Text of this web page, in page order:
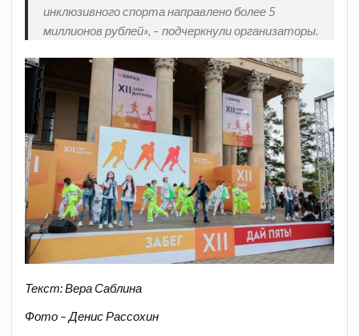
инклюзивного спорта направлено более 5
миллионов рублей», – подчеркнули организаторы.
Текст: Вера Саблина
Фото – Денис Рассохин